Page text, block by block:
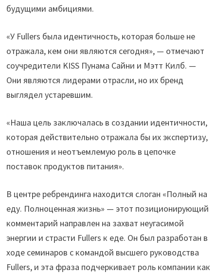
будущими амбициями.
«У Fullers была идентичность, которая больше не
отражала, кем они являются сегодня», — отмечают
соучредители KISS Пунама Сайни и Мэтт Килб. —
Они являются лидерами отрасли, но их бренд
выглядел устаревшим.
«Наша цель заключалась в создании идентичности,
которая действительно отражала бы их экспертизу,
отношения и неотъемлемую роль в цепочке
поставок продуктов питания».
В центре ребрендинга находится слоган «Полный на
еду. Полноценная жизнь» — этот позиционирующий
комментарий направлен на захват неугасимой
энергии и страсти Fullers к еде. Он был разработан в
ходе семинаров с командой высшего руководства
Fullers, и эта фраза подчеркивает роль компании как